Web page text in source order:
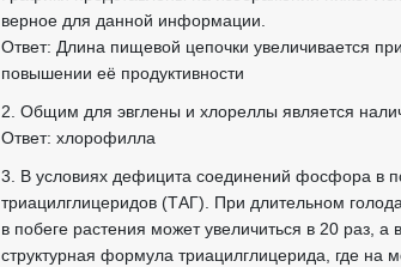
верное для данной информации.
Ответ: Длина пищевой цепочки увеличивается
повышении её продуктивности
2. Общим для эвглены и хлореллы является
Ответ: хлорофилла
3. В условиях дефицита соединений фосфора в
триацилглицеридов (ТАГ). При длительном
в побеге растения может увеличиться в 20 раз,
структурная формула триацилглицерида, где на